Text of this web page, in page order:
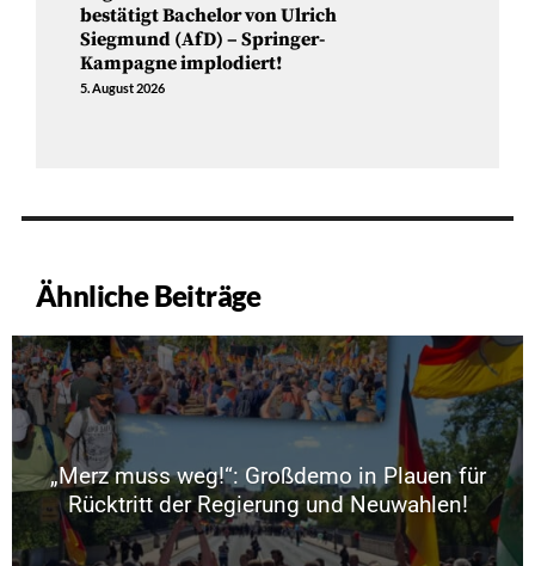
bestätigt Bachelor von Ulrich
Siegmund (AfD) – Springer-
Kampagne implodiert!
5. August 2026
Ähnliche Beiträge
„Merz muss weg!“: Großdemo in Plauen für
Rücktritt der Regierung und Neuwahlen!